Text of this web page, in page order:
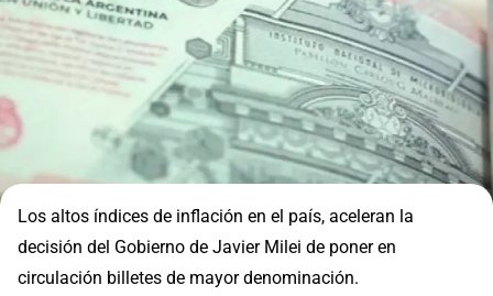
Los altos índices de inflación en el país, aceleran la
decisión del Gobierno de Javier Milei de poner en
circulación billetes de mayor denominación.